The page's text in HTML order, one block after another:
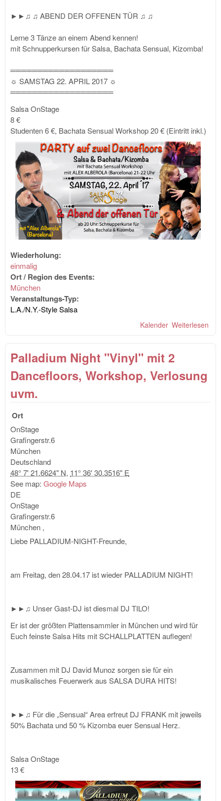
►►♫ ♫ ABEND DER OFFENEN TÜR ♫ ♫
Lerne 3 Tänze an einem Abend kennen!
mit Schnupperkursen für Salsa, Bachata Sensual, Kizomba!
═══════════════════
☼ SAMSTAG 22. APRIL 2017 ☼
═══════════════════
Salsa OnStage
8 €
Studenten 6 €, Bachata Sensual Workshop 20 € (Eintritt inkl.)
Wiederholung:
einmalig
Ort / Region des Events:
München
Veranstaltungs-Typ:
L.A./N.Y.-Style Salsa
Weiterlesen
Kalender
Palladium Night "Vinyl" mit 2
Dancefloors, Workshop, Verlosung
uvm.
Ort
OnStage
Grafingerstr.6
München
Deutschland
48° 7' 21.6624" N, 11° 36' 30.3516" E
See map: Google Maps
DE
OnStage
Grafingerstr.6
München ,
Liebe PALLADIUM-NIGHT-Freunde,
am Freitag, den 28.04.17 ist wieder PALLADIUM NIGHT!
►►♫ Unser Gast-DJ ist diesmal DJ TILO!
Er ist der größten Plattensammler in München und wird für
Euch feinste Salsa Hits mit SCHALLPLATTEN auflegen!
Zusammen mit DJ David Munoz sorgen sie für ein
musikalisches Feuerwerk aus SALSA DURA HITS!
►►♫ Für die „Sensual“ Area erfreut DJ FRANK mit jeweils
50% Bachata und 50 % Kizomba euer Sensual Herz.
Salsa OnStage
13 €